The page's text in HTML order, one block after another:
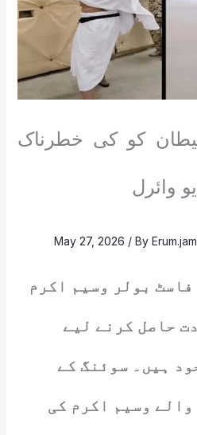
کو کی خطرناک
وائرل
May 27, 2026 / By
بولر وسیم اکرم
حاصل کرنے لیے
ہیں۔ سوئنگ کے
والے وسیم اکرم کی